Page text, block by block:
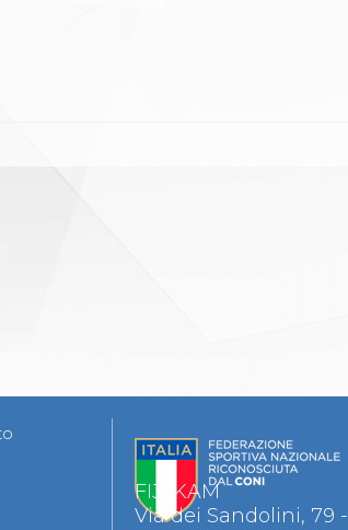
FIJLKAM
Via dei Sandolini, 79 -